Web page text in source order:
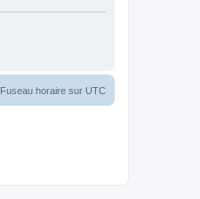
Fuseau horaire sur UTC